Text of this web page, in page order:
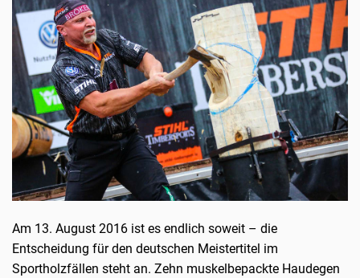
Am 13. August 2016 ist es endlich soweit – die
Entscheidung für den deutschen Meistertitel im
Sportholzfällen steht an. Zehn muskelbepackte Haudegen